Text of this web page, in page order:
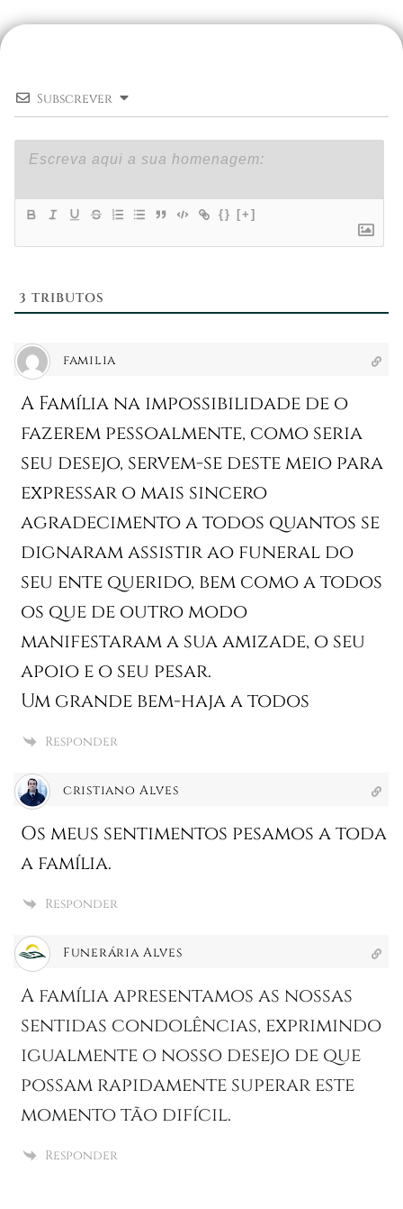
Subscrever
{} [+]
3 TRIBUTOS
familia
A Família na impossibilidade de o
fazerem pessoalmente, como seria
seu desejo, servem-se deste meio para
expressar o mais sincero
agradecimento a todos quantos se
dignaram assistir ao funeral do
seu ente querido, bem como a todos
os que de outro modo
manifestaram a sua amizade, o seu
apoio e o seu pesar.
Um grande bem-haja a todos
Responder
cristiano Alves
Os meus sentimentos pesamos a toda
a família.
Responder
Funerária Alves
A família apresentamos as nossas
sentidas condolências, exprimindo
igualmente o nosso desejo de que
possam rapidamente superar este
momento tão difícil.
Responder